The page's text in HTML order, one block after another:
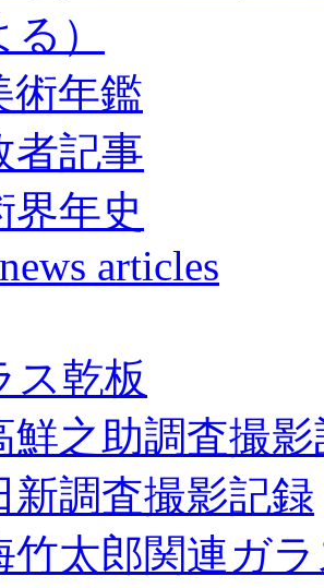
）
術年鑑
者記事
界年史
articles
ス乾板
鮮之助調査撮
新調査撮影記録
竹太郎関連ガ